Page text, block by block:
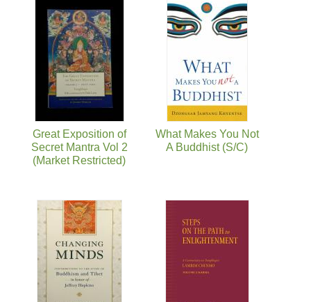
Great Exposition of
Secret Mantra Vol 2
(Market Restricted)
What Makes You Not
A Buddhist (S/C)